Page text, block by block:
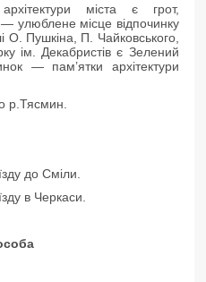
міста є грот,
— улюблене місце відпочинку
О. Пушкіна, П. Чайковського,
ім. Декабристів є Зелений
— пам’ятки архітектури
р.Тясмин.
до Сміли.
в Черкаси.